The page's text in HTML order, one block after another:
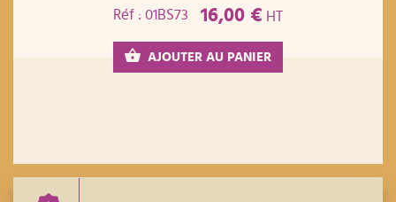
Réf : 01BS73
16,00 € HT
AJOUTER AU PANIER